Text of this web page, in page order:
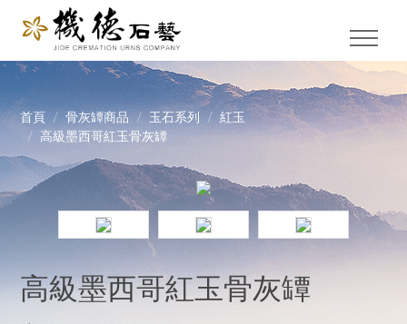
首頁 骨灰罈商品 玉石系列
紅玉
高級墨西哥紅玉骨灰罈
高級墨西哥紅玉骨灰罈